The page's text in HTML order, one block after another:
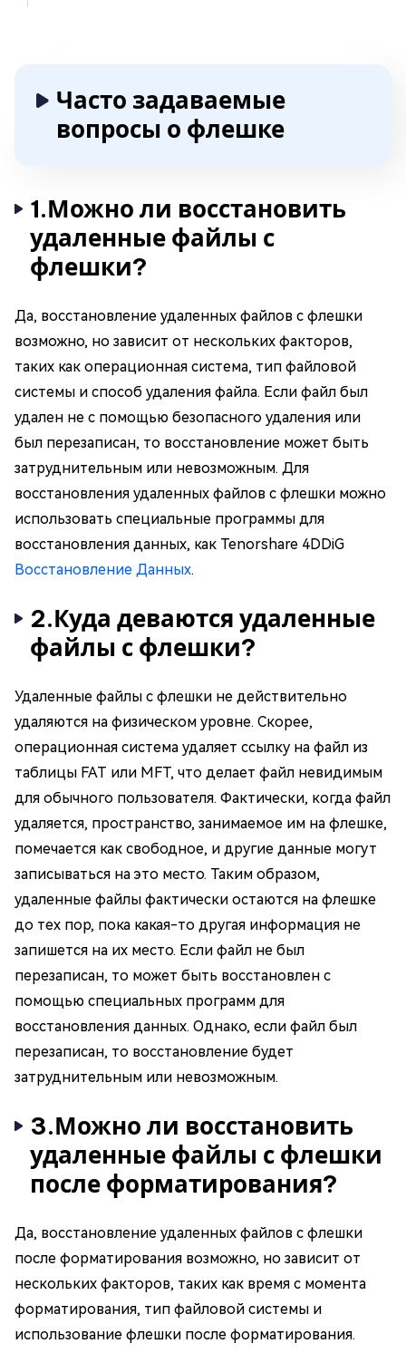
Часто задаваемые
вопросы о флешке
1.Можно ли восстановить
удаленные файлы с
флешки?
Да, восстановление удаленных файлов с флешки
возможно, но зависит от нескольких факторов,
таких как операционная система, тип файловой
системы и способ удаления файла. Если файл был
удален не с помощью безопасного удаления или
был перезаписан, то восстановление может быть
затруднительным или невозможным. Для
восстановления удаленных файлов с флешки можно
использовать специальные программы для
восстановления данных, как Tenorshare 4DDiG
Восстановление Данных.
2.Куда деваются удаленные
файлы с флешки?
Удаленные файлы с флешки не действительно
удаляются на физическом уровне. Скорее,
операционная система удаляет ссылку на файл из
таблицы FAT или MFT, что делает файл невидимым
для обычного пользователя. Фактически, когда файл
удаляется, пространство, занимаемое им на флешке,
помечается как свободное, и другие данные могут
записываться на это место. Таким образом,
удаленные файлы фактически остаются на флешке
до тех пор, пока какая-то другая информация не
запишется на их место. Если файл не был
перезаписан, то может быть восстановлен с
помощью специальных программ для
восстановления данных. Однако, если файл был
перезаписан, то восстановление будет
затруднительным или невозможным.
3.Можно ли восстановить
удаленные файлы с флешки
после форматирования?
Да, восстановление удаленных файлов с флешки
после форматирования возможно, но зависит от
нескольких факторов, таких как время с момента
форматирования, тип файловой системы и
использование флешки после форматирования.